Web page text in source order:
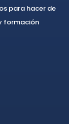
para hacer de
formación